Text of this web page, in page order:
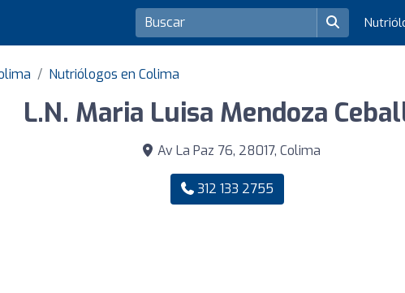
Nutriólogos en Colima
L.N. Maria Luisa Mendoza
Av La Paz 76, 28017, Colima
312 133 2755